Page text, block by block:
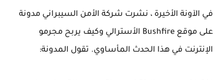
في الآونة الأخيرة ، نشرت شركة الأمن السيبراني مدونة
على موقع Bushfire الأسترالي وكيف يربح مجرمو
الإنترنت في هذا الحدث المأساوي. تقول المدونة: